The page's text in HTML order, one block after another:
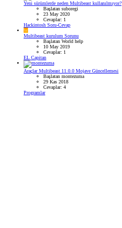
Yeni sürümlerde neden Multibeast kullanılmıyor?
Başlatan suboregi
23 May 2020
Cevaplar: 1
Hackintosh Soru-Cevap
W
Multibeast kurulum Sorunu
Başlatan World help
10 May 2019
Cevaplar: 1
EL Capitan
Araçlar Multibeast 11.0.0 Mojave Güncellemesi
Başlatan montezuma
29 Kas 2018
Cevaplar: 4
Programlar